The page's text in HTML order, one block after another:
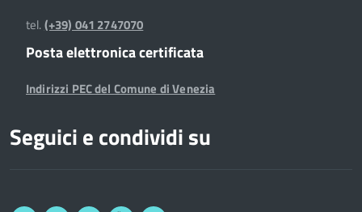
tel.(+39) 041 2747070
Posta elettronica certificata
Indirizzi PEC del Comune di Venezia
Seguici e condividi su